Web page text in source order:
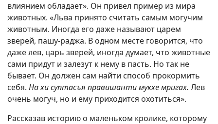
влиянием обладает». Он привел пример из мира
животных. «Льва принято считать самым могучим
животным. Иногда его даже называют царем
зверей, пашу-раджа. В одном месте говорится, что
даже лев, царь зверей, иногда думает, что животные
сами придут и залезут к нему в пасть. Но так не
бывает. Он должен сам найти способ прокормить
себя. На хи суптасъя правишанти мукхе мригах. Лев
очень могуч, но и ему приходится охотиться».
Рассказав историю о маленьком кролике, которому